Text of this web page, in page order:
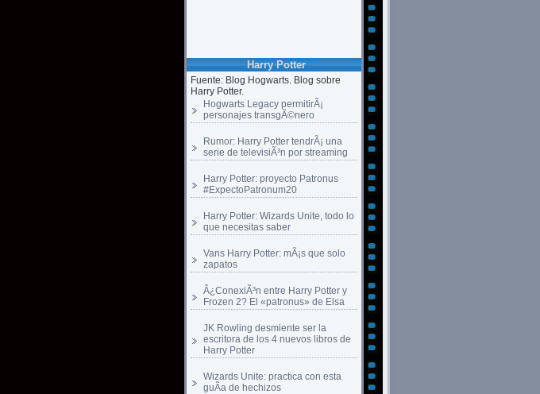
Harry Potter
Fuente: Blog Hogwarts. Blog sobre
Harry Potter.
Hogwarts Legacy permitirÃ¡
personajes transgÃ©nero
Rumor: Harry Potter tendrÃ¡ una
serie de televisiÃ³n por streaming
Harry Potter: proyecto Patronus
#ExpectoPatronum20
Harry Potter: Wizards Unite, todo lo
que necesitas saber
Vans Harry Potter: mÃ¡s que solo
zapatos
Â¿ConexiÃ³n entre Harry Potter y
Frozen 2? El «patronus» de Elsa
JK Rowling desmiente ser la
escritora de los 4 nuevos libros de
Harry Potter
Wizards Unite: practica con esta
guÃ­a de hechizos